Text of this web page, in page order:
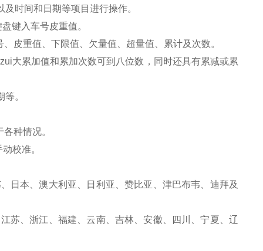
时间和日期等项目进行操作。
键入车号皮重值。
皮重值、下限值、欠量值、超量值、累计及次数。
大累加值和累加次数可到八位数，同时还具有累减或累
。
种情况。
校准。
日本、澳大利亚、日利亚、赞比亚、津巴布韦、迪拜及
苏、浙江、福建、云南、吉林、安徽、四川、宁夏、辽